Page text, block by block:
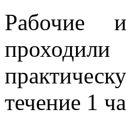
Рабочие
проходили
течение 1